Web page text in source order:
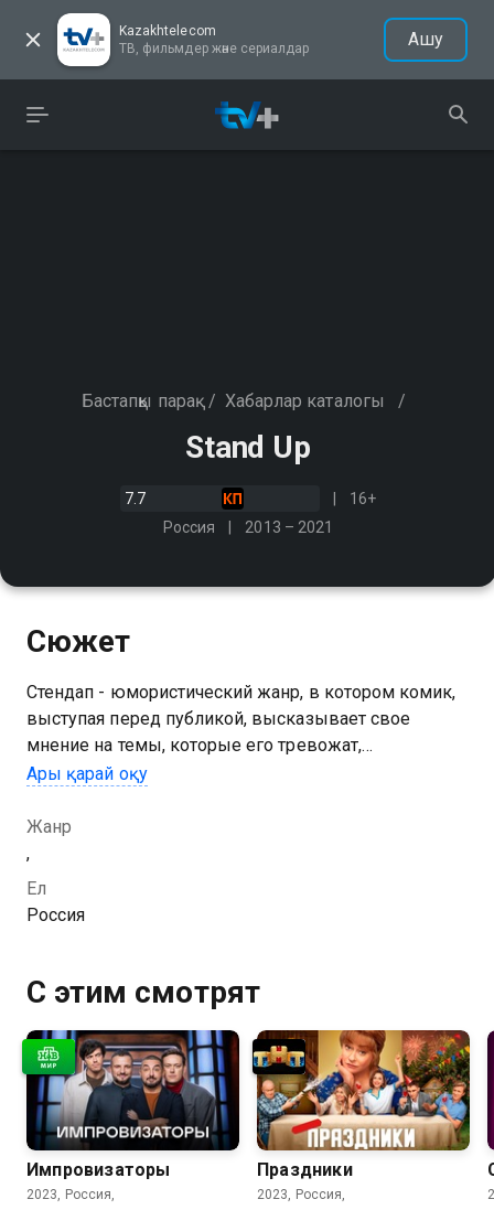
Kazakhtelecom
ТВ, фильмдер және сериалдар
Ашу
Бастапқы парақ / Хабарлар каталогы /
Stand Up
7.7
16+
Россия
2013 – 2021
Сюжет
Стендап - юмористический жанр, в котором комик,
выступая перед публикой, высказывает свое
мнение на темы, которые его тревожат,
раздражают или радуют. У каждого есть страхи,
смеются им в лицо!
Ары қарай оқу
Жанр
,
Ел
Россия
С этим смотрят
Импровизаторы
2023, Россия,
Праздники
2023, Россия,